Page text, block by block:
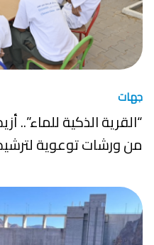
جهات
من ورشات توعوية